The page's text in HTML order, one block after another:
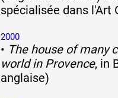
spécialisée dans l'Art
2000
• The house of many
world in Provence, in
anglaise)